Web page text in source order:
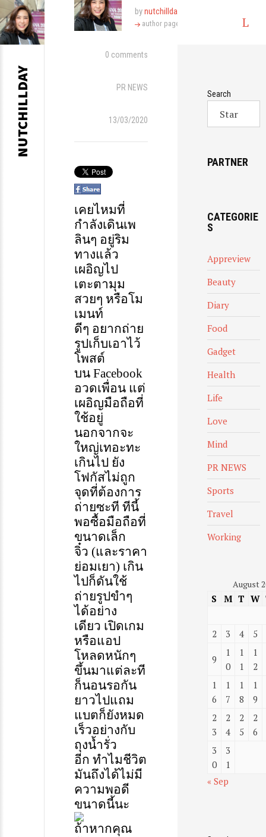
bynutchillday
author page
0 comments
PR NEWS
13/03/2020
เคยไหมที่
กำลังเดินเพ
ลินๆ อยู่ริม
ทางแล้ว
เผอิญไป
เตะตามุม
สวยๆ หรือโม
เมนท์
ดีๆ อยากถ่าย
รูปเก็บเอาไว้
โพสต์
บน Facebook
อวดเพื่อน แต่
เผอิญมือถือที่
ใช้อยู่
นอกจากจะ
ใหญ่เทอะทะ
เกินไป ยัง
โฟกัสไม่ถูก
จุดที่ต้องการ
ถ่ายซะที ทีนี้
พอซื้อมือถือที่
ขนาดเล็ก
จิ๋ว (และราคา
ย่อมเยา) เกิน
ไปก็ดันใช้
ถ่ายรูปขำๆ
ได้อย่าง
เดียว เปิดเกม
หรือแอป
โหลดหนักๆ
ขึ้นมาแต่ละที
ก็นอนรอกัน
ยาวไปแถม
แบตก็ยังหมด
เร็วอย่างกับ
ถุงน้ำรั่ว
อีก ทำไมชีวิต
มันถึงได้ไม่มี
ความพอดี
ขนาดนี้นะ
ถ้าหากคุณ
L
Search
PARTNER
CATEGORIE
S
Appreview
Beauty
Diary
Food
Gadget
Health
Life
Love
Mind
PR NEWS
Sports
Travel
Working
August
S M T W
2 3 4 5
9
1
0
1
1
1
2
1
6
1
7
1
8
1
9
2
3
2
4
2
5
2
6
3
0
3
1
« Sep
NUTCHILLDAY